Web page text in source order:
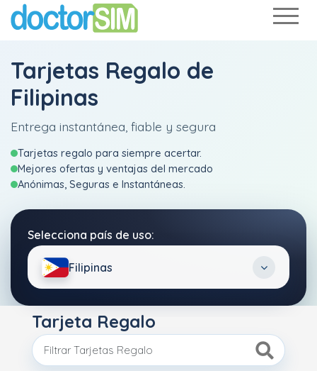
Tarjetas Regalo de
Filipinas
Entrega instantánea, fiable y segura
Tarjetas regalo para siempre acertar.
Mejores ofertas y ventajas del mercado
Anónimas, Seguras e Instantáneas.
Selecciona país de uso:
Filipinas
Tarjeta Regalo